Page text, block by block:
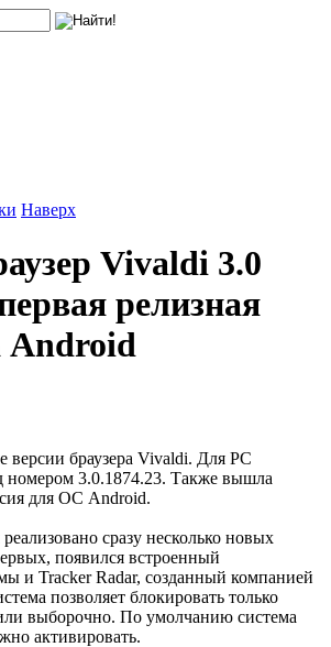
Наверх
Vivaldi 3.0
релизная
Android
версии браузера Vivaldi. Для PC
номером 3.0.1874.23. Также вышла
для ОС Android.
сразу несколько новых
появился встроенный
и Tracker Radar, созданный компанией
позволяет блокировать только
выборочно. По умолчанию система
активировать.